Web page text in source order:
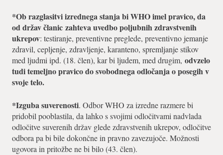
*Ob razglasitvi izrednega stanja bi WHO imel pravico, da
od držav članic zahteva uvedbo poljubnih zdravstvenih
ukrepov: testiranje, preventivne preglede, preventivno jemanje
zdravil, cepljenje, zdravljenje, karanteno, spremljanje stikov
med ljudmi ipd. (18. člen), kar bi ljudem, med drugim, odvzelo
tudi temeljno pravico do svobodnega odločanja o posegih v
svoje telo.
*Izguba suverenosti. Odbor WHO za izredne razmere bi
pridobil pooblastila, da lahko s svojimi odločitvami nadvlada
odločitve suverenih držav glede zdravstvenih ukrepov, odločitve
odbora pa bi bile dokončne in pravno zavezujoče. Možnosti
ugovora in pritožbe ne bi bilo (43. člen).